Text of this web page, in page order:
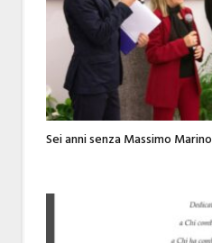
Sei anni senza Massimo Marino